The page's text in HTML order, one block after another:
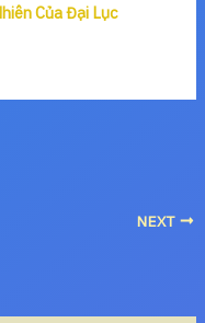
Của Đại Lục
NEXT